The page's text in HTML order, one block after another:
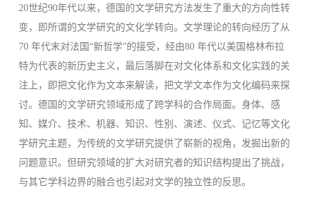
20世纪90年代以来，德国的文学研究方法发生了重大的方向性转
变，即所谓的文学研究的文化学转向。文学理论的转向经历了从
70 年代末对法国“新哲学”的接受，经由80 年代以美国格林布拉
特为代表的新历史主义，最后落脚在对文化体系和文化实践的关
注上，即把文化作为文本来解读，把文学文本作为文化编码来探
讨。德国的文学研究领域形成了跨学科的合作局面。身体、感
知、媒介、技术、机器、知识、性别、演述、仪式、记忆等文化
学研究主题，为传统的文学研究提供了崭新的视角，发掘出新的
问题意识。但研究领域的扩大对研究者的知识结构提出了挑战，
与其它学科边界的融合也引起对文学的独立性的反思。